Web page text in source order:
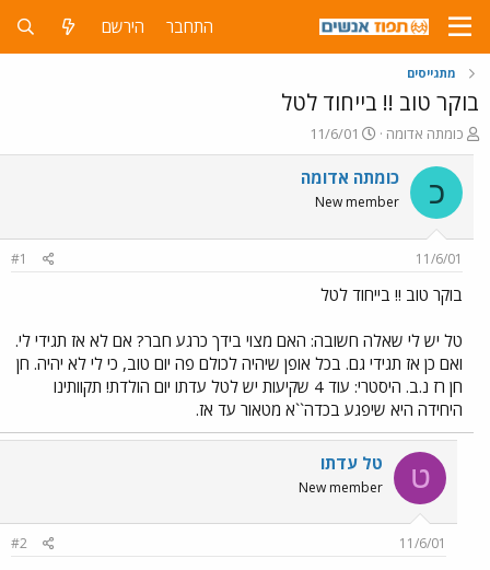
התחבר הירשם
מתגייסים
בוקר טוב !! בייחוד לטל
פ
ו
ת
ח
ה
ש
א
כומתה אדומה
פ
ו
ר
ם
ר
11/6/01
כ כומתה אדומה
New member
11/6/01
#1
בוקר טוב !! בייחוד לטל
טל יש לי שאלה חשובה: האם מצוי בידך כרגע חבר? אם לא אז תגידי לי.
ואם כן אז תגידי גם. בכל אופן שיהיה לכולם פה יום טוב, כי לי לא יהיה. חן
חן רז נ.ב. היסטרי: עוד 4 שקיעות יש לטל עדתו יום הולדת! תקוותינו
היחידה היא שיפגע בכדה``א מטאור עד אז.
ט טל עדתו
New member
11/6/01
#2